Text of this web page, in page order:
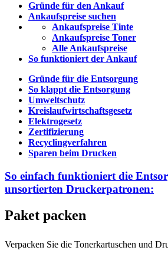
Gründe für den Ankauf
Ankaufspreise suchen
Ankaufspreise Tinte
Ankaufspreise Toner
Alle Ankaufspreise
So funktioniert der Ankauf
Gründe für die Entsorgung
So klappt die Entsorgung
Umweltschutz
Kreislaufwirtschaftsgesetz
Elektrogesetz
Zertifizierung
Recyclingverfahren
Sparen beim Drucken
So einfach funktioniert die
unsortierten Druckerpatronen:
Paket packen
Verpacken Sie die Tonerkartuschen und